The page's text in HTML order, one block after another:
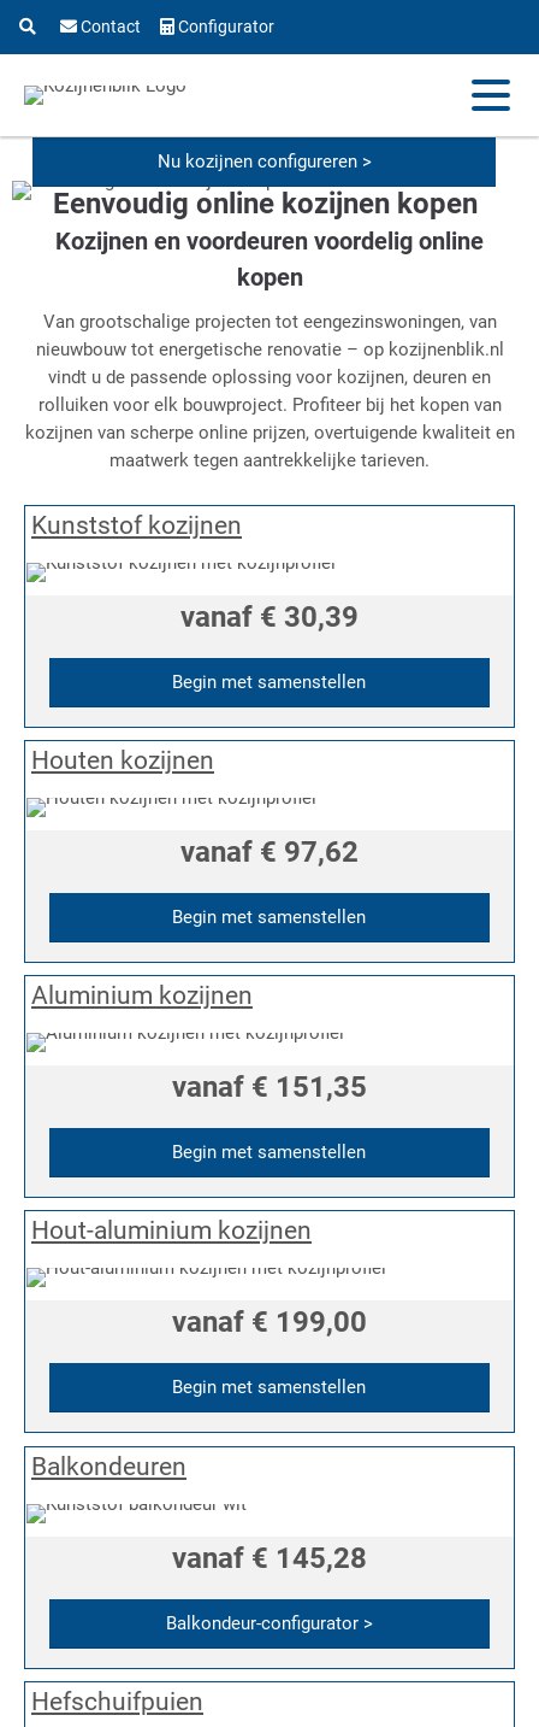
Contact Configurator
Eenvoudig online kozijnen kopen
Nu kozijnen configureren >
Kozijnen en voordeuren voordelig online
kopen
Van grootschalige projecten tot eengezinswoningen, van
nieuwbouw tot energetische renovatie – op kozijnenblik.nl
vindt u de passende oplossing voor kozijnen, deuren en
rolluiken voor elk bouwproject. Profiteer bij het kopen van
kozijnen van scherpe online prijzen, overtuigende kwaliteit en
maatwerk tegen aantrekkelijke tarieven.
Kunststof kozijnen
vanaf € 30,39
Begin met samenstellen
Houten kozijnen
vanaf € 97,62
Begin met samenstellen
Aluminium kozijnen
vanaf € 151,35
Begin met samenstellen
Hout-aluminium kozijnen
vanaf € 199,00
Begin met samenstellen
Balkondeuren
vanaf € 145,28
Balkondeur-configurator >
Hefschuifpuien